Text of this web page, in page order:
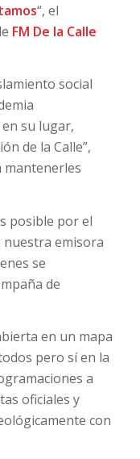
“, el
FM De la Calle
social
su lugar,
de la Calle”,
posible por el
emisora
se
de
en un mapa
pero sí en la
a
oficiales y
con